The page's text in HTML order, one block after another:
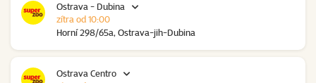
Ostrava - Dubina
Horní 298/65a, Ostrava-jih-Dubina
zítra od 10:00
Ostrava Centro